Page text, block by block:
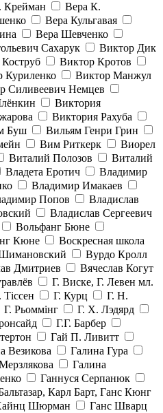
Вера К.
Вера Кульгавая
Вера Шевченко
Сахарук
Виктор Дик
Виктор Кротов
Куриленко
Виктор Манжул
Силивеевич Немцев
Виктория
Виктория Рахуба
Буш
Вильям Генри Грин
Вим Риткерк
Виорел
Виталий Полозов
Виталий
Владета Еротич
Владимир
Владимир Имакаев
Попов
Владислав
Владислав Сергеевич
Вольфанг Бюне
Кюне
Воскресная школа
Вурдо Кролл
Дмитриев
Вячеслав Когут
Г. Виске, Г. Левен мл.
Тiссен Г. Курц
Г. Н.
Г. Рьоммінг
Г. Х. Лэдярд
Г.Г. Барбер
Гай П. Ливитт
Везикова
Галина Гура
Галина
Ганнуся Серпанюк
Карл Барт, Ганс Кюнг
Шюрман
Ганс Шварц